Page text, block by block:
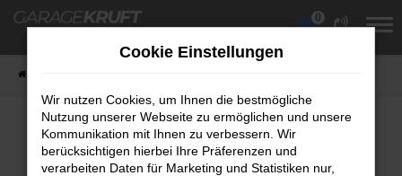
Zum
0
Fehler: Network Error
Cookie Einstellungen
Wir nutzen Cookies, um Ihnen die bestmögliche
Nutzung unserer Webseite zu ermöglichen und unsere
Kommunikation mit Ihnen zu verbessern. Wir
berücksichtigen hierbei Ihre Präferenzen und
verarbeiten Daten für Marketing und Statistiken nur,